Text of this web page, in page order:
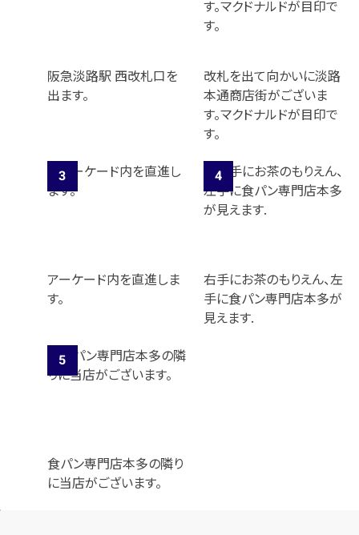
阪急淡路駅 西改札口を
出ます。
改札を出て向かいに淡路
本通商店街がございま
す。マクドナルドが目印で
す。
アーケード内を直進しま
す。
右手にお茶のもりえん、左
手に食パン専門店本多が
見えます.
食パン専門店本多の隣り
に当店がございます。